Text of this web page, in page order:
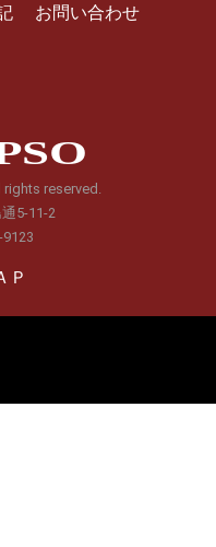
お問い合わせ
reserved.
5-11-2
Ｐ